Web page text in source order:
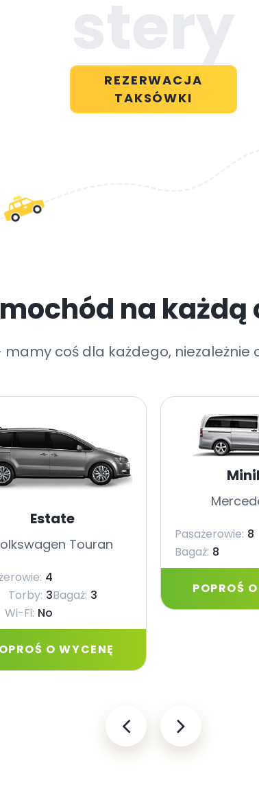
REZERWACJA
TAKSÓWKI
na każdą
coś dla każdego, niezależnie
Estate
Touran
4
Torby: 3Bagaż: 3
Wi-Fi: No
O WYCENĘ
Pasażerowie: 8
Bagaż: 8
POPROŚ